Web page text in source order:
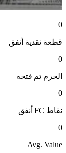
0
قطعة نقدية أنفق
0
الحزم تم فتحه
0
نقاط FC
أنفق
0
Avg. Value